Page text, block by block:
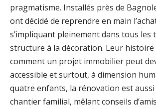
pragmatisme. Installés près de
ont décidé de reprendre en main
s’impliquant pleinement dans tous les
structure à la décoration. Leur
comment un projet immobilier peut
accessible et surtout, à dimension
quatre enfants, la rénovation est
chantier familial, mêlant conseils